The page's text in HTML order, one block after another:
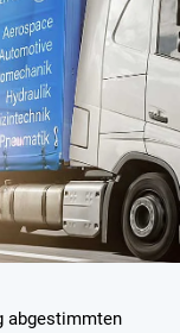
abgestimmten